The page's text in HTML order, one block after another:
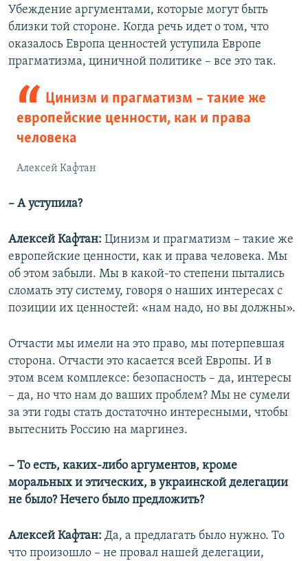
Убеждение аргументами, которые могут быть
близки той стороне. Когда речь идет о том, что
оказалось Европа ценностей уступила Европе
прагматизма, циничной политике – все это так.
Цинизм и прагматизм – такие же
европейские ценности, как и права
человека
Алексей Кафтан
– А уступила?
Алексей Кафтан: Цинизм и прагматизм – такие же
европейские ценности, как и права человека. Мы
об этом забыли. Мы в какой-то степени пытались
сломать эту систему, говоря о наших интересах с
позиции их ценностей: «нам надо, но вы должны».
Отчасти мы имели на это право, мы потерпевшая
сторона. Отчасти это касается всей Европы. И в
этом всем комплексе: безопасность – да, интересы
– да, но что нам до ваших проблем? Мы не сумели
за эти годы стать достаточно интересными, чтобы
вытеснить Россию на маргинез.
– То есть, каких-либо аргументов, кроме
моральных и этических, в украинской делегации
не было? Нечего было предложить?
Алексей Кафтан: Да, а предлагать было нужно. То
что произошло – не провал нашей делегации,